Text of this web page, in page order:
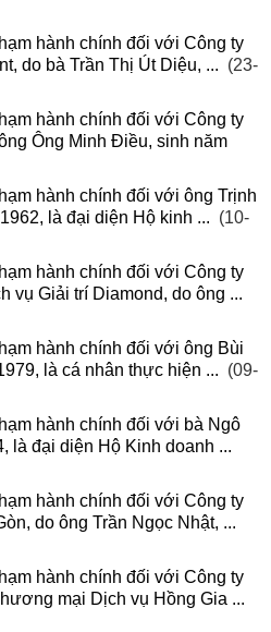
hành chính đối với Công ty
do bà Trần Thị Út Diệu, ... (23-
hành chính đối với Công ty
Ông Minh Điều, sinh năm
hành chính đối với ông Trịnh
là đại diện Hộ kinh ... (10-
hành chính đối với Công ty
vụ Giải trí Diamond, do ông ...
hành chính đối với ông Bùi
là cá nhân thực hiện ... (09-
hành chính đối với bà Ngô
là đại diện Hộ Kinh doanh ...
hành chính đối với Công ty
do ông Trần Ngọc Nhật, ...
hành chính đối với Công ty
mại Dịch vụ Hồng Gia ...